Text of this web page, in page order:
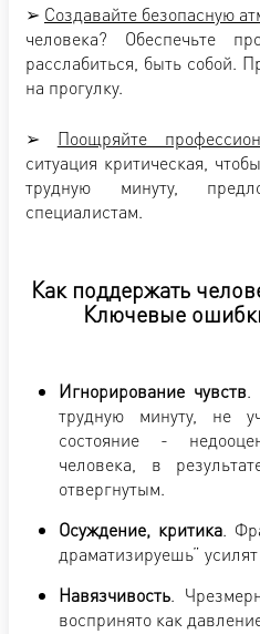
➢ Создавайте безопасную
человека? Обеспечьте
расслабиться, быть собой.
на прогулку.
➢ Поощряйте
ситуация критическая,
трудную минуту,
специалистам.
Как поддержать
Ключевые
Игнорирование чувств.
трудную минуту, не
состояние -
человека, в
отвергнутым.
Осуждение, критика.
драматизируешь”
Навязчивость.
воспринято как